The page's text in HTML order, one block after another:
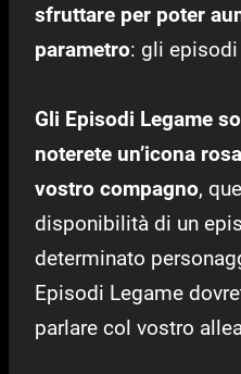
sfruttare per poter
parametro: gli
Gli Episodi Legame
noterete un’icona
vostro compagno,
disponibilità di un
determinato
Episodi Legame
parlare col vostro